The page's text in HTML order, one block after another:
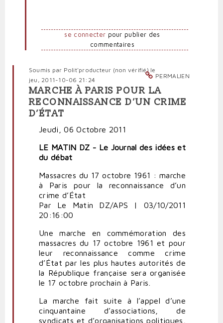
se connecter pour publier des
commentaires
PERMALIEN
Soumis par Polit'producteur (non vérifié)le
jeu, 2011-10-06 21:24
MARCHE À PARIS POUR LA
RECONNAISSANCE D’UN CRIME
D’ÉTAT
Jeudi, 06 Octobre 2011
LE MATIN DZ - Le Journal des idées et
du débat
Massacres du 17 octobre 1961 : marche
à Paris pour la reconnaissance d’un
crime d’État
Par Le Matin DZ/APS | 03/10/2011
20:16:00
Une marche en commémoration des
massacres du 17 octobre 1961 et pour
leur reconnaissance comme crime
d’État par les plus hautes autorités de
la République française sera organisée
le 17 octobre prochain à Paris.
La marche fait suite à l’appel d’une
cinquantaine d’associations, de
syndicats et d’organisations politiques,